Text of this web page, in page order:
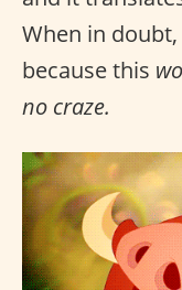
When in
because this
no craze.